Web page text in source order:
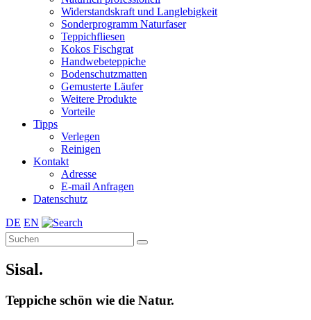
Widerstandskraft und Langlebigkeit
Sonderprogramm Naturfaser
Teppichfliesen
Kokos Fischgrat
Handwebeteppiche
Bodenschutzmatten
Gemusterte Läufer
Weitere Produkte
Vorteile
Tipps
Verlegen
Reinigen
Kontakt
Adresse
E-mail Anfragen
Datenschutz
DE EN
Sisal.
Teppiche schön wie die Natur.